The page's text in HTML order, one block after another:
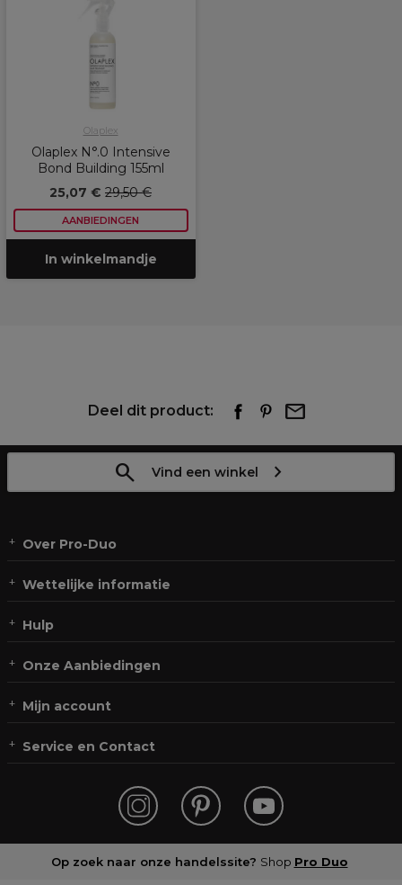
Olaplex
Olaplex N°.0 Intensive
Bond Building 155ml
25,07 € 29,50 €
AANBIEDINGEN
In winkelmandje
Deel dit product:
Vind een winkel
Over Pro-Duo
Wettelijke informatie
Hulp
Onze Aanbiedingen
Mijn account
Service en Contact
Op zoek naar onze handelssite? Shop Pro Duo